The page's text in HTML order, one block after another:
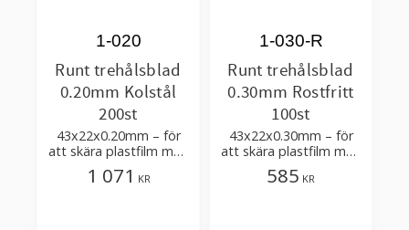
Runt trehålsblad
0.20mm Kolstål
200st
43x22x0.20mm – för
att skära plastfilm med
få tillsatser
1-020
1 071 KR
Runt trehålsblad
0.30mm Rostfritt
100st
43x22x0.30mm – för
att skära plastfilm med
få tillsatser
1-030-R
585 KR